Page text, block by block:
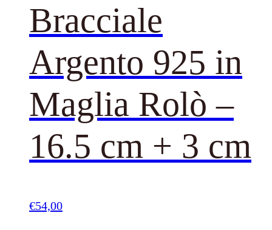
Bracciale
Argento 925 in
Maglia Rolò –
16.5 cm + 3 cm
€54,00